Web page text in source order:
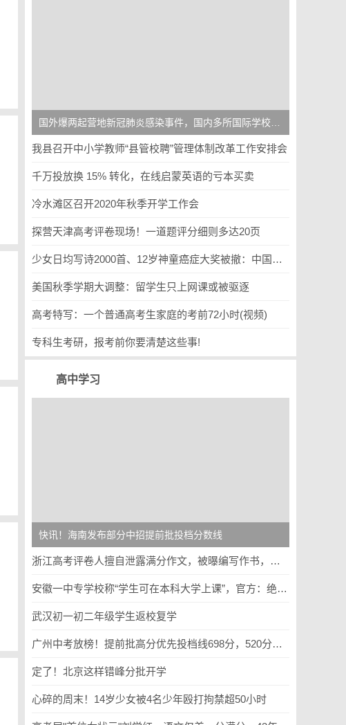
我县召开中小学教师“县管校聘”管理体制改革工作安排会
千万投放换 15% 转化，在线启蒙英语的亏本买卖
冷水滩区召开2020年秋季开学工作会
探营天津高考评卷现场！一道题评分细则多达20页
少女日均写诗2000首、12岁神童癌症大奖被撤：中国家长，醒醒！
美国秋季学期大调整：留学生只上网课或被驱逐
高考特写：一个普通高考生家庭的考前72小时(视频)
专科生考研，报考前你要清楚这些事!
高中学习
快讯！海南发布部分中招提前批投档分数线
浙江高考评卷人擅自泄露满分作文，被曝编写作书，学习部要求调查
安徽一中专学校称“学生可在本科大学上课”，官方：绝无可能
武汉初一初二年级学生返校复学
广州中考放榜！提前批高分优先投档线698分，520分可上普高！
定了！北京这样错峰分批开学
心碎的周末！14岁少女被4名少年殴打拘禁超50小时